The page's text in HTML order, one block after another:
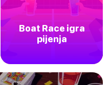
Boat Race igra
pijenja